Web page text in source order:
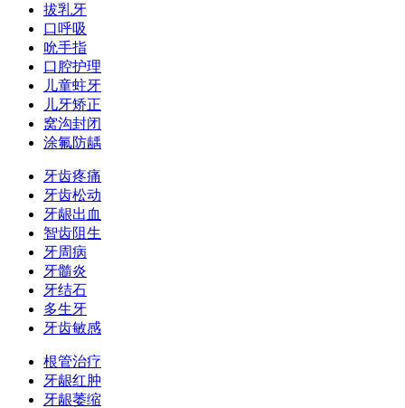
拔乳牙
口呼吸
吮手指
口腔护理
儿童蛀牙
儿牙矫正
窝沟封闭
涂氟防龋
牙齿疼痛
牙齿松动
牙龈出血
智齿阻生
牙周病
牙髓炎
牙结石
多生牙
牙齿敏感
根管治疗
牙龈红肿
牙龈萎缩